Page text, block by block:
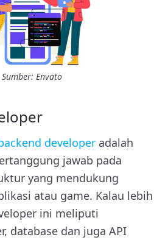
Sumber: Envato
developer adalah
jawab pada
yang mendukung
atau game. Kalau lebih
ini meliputi
database dan juga API